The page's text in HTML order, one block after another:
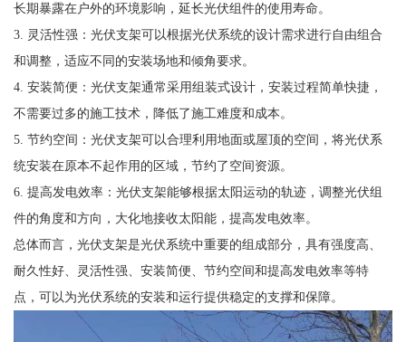
长期暴露在户外的环境影响，延长光伏组件的使用寿命。
3. 灵活性强：光伏支架可以根据光伏系统的设计需求进行自由组合
和调整，适应不同的安装场地和倾角要求。
4. 安装简便：光伏支架通常采用组装式设计，安装过程简单快捷，
不需要过多的施工技术，降低了施工难度和成本。
5. 节约空间：光伏支架可以合理利用地面或屋顶的空间，将光伏系
统安装在原本不起作用的区域，节约了空间资源。
6. 提高发电效率：光伏支架能够根据太阳运动的轨迹，调整光伏组
件的角度和方向，大化地接收太阳能，提高发电效率。
总体而言，光伏支架是光伏系统中重要的组成部分，具有强度高、
耐久性好、灵活性强、安装简便、节约空间和提高发电效率等特
点，可以为光伏系统的安装和运行提供稳定的支撑和保障。